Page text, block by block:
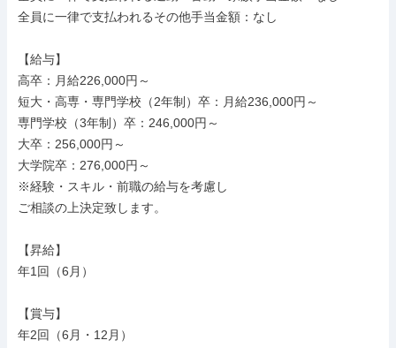
全員に一律で支払われるその他手当金額：なし
【給与】
高卒：月給226,000円～
短大・高専・専門学校（2年制）卒：月給236,000円～
専門学校（3年制）卒：246,000円～
大卒：256,000円～
大学院卒：276,000円～
※経験・スキル・前職の給与を考慮し
ご相談の上決定致します。
【昇給】
年1回（6月）
【賞与】
年2回（6月・12月）